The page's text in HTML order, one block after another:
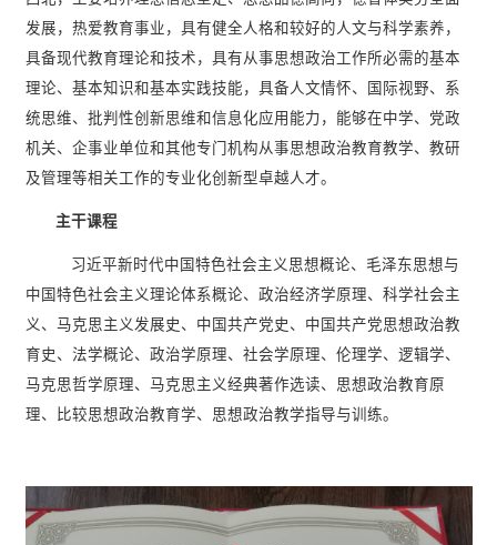
发展，热爱教育事业，具有健全人格和较好的人文与科学素养，
具备现代教育理论和技术，具有从事思想政治工作所必需的基本
理论、基本知识和基本实践技能，具备人文情怀、国际视野、系
统思维、批判性创新思维和信息化应用能力，能够在中学、党政
机关、企事业单位和其他专门机构从事思想政治教育教学、教研
及管理等相关工作的专业化创新型卓越人才。
主干课程
习近平新时代中国特色社会主义思想概论、毛泽东思想与
中国特色社会主义理论体系概论、政治经济学原理、科学社会主
义、马克思主义发展史、中国共产党史、中国共产党思想政治教
育史、法学概论、政治学原理、社会学原理、伦理学、逻辑学、
马克思哲学原理、马克思主义经典著作选读、思想政治教育原
理、比较思想政治教育学、思想政治教学指导与训练。